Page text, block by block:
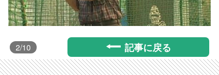
2/10 記事に戻る